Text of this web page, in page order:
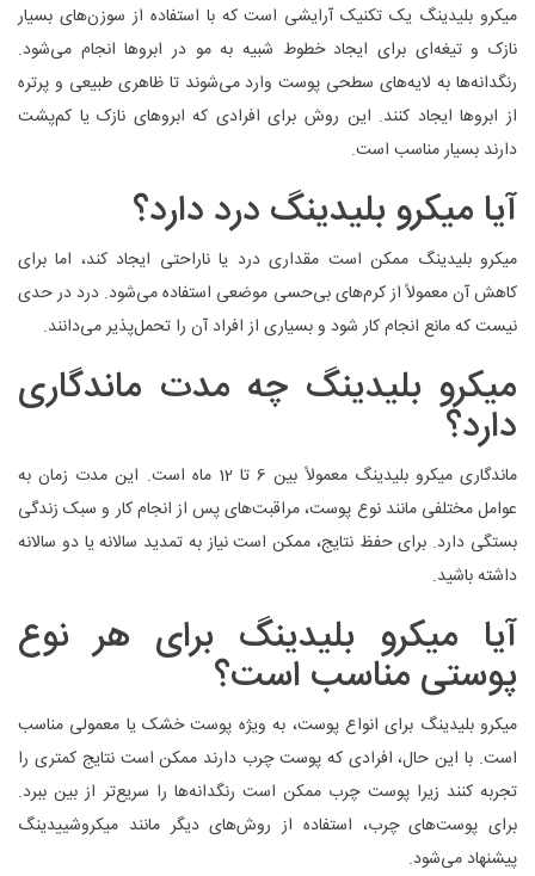
میکرو بلیدینگ یک تکنیک آرایشی است که با استفاده از سوزن‌های بسیار
نازک و تیغه‌ای برای ایجاد خطوط شبیه به مو در ابروها انجام می‌شود.
رنگدانه‌ها به لایه‌های سطحی پوست وارد می‌شوند تا ظاهری طبیعی و پرتره
از ابروها ایجاد کنند. این روش برای افرادی که ابروهای نازک یا کم‌پشت
دارند بسیار مناسب است.
آیا میکرو بلیدینگ درد دارد؟
میکرو بلیدینگ ممکن است مقداری درد یا ناراحتی ایجاد کند، اما برای
کاهش آن معمولاً از کرم‌های بی‌حسی موضعی استفاده می‌شود. درد در حدی
نیست که مانع انجام کار شود و بسیاری از افراد آن را تحمل‌پذیر می‌دانند.
میکرو بلیدینگ چه مدت ماندگاری
دارد؟
ماندگاری میکرو بلیدینگ معمولاً بین 6 تا 12 ماه است. این مدت زمان به
عوامل مختلفی مانند نوع پوست، مراقبت‌های پس از انجام کار و سبک زندگی
بستگی دارد. برای حفظ نتایج، ممکن است نیاز به تمدید سالانه یا دو سالانه
داشته باشید.
آیا میکرو بلیدینگ برای هر نوع
پوستی مناسب است؟
میکرو بلیدینگ برای انواع پوست، به ویژه پوست خشک یا معمولی مناسب
است. با این حال، افرادی که پوست چرب دارند ممکن است نتایج کمتری را
تجربه کنند زیرا پوست چرب ممکن است رنگدانه‌ها را سریع‌تر از بین ببرد.
برای پوست‌های چرب، استفاده از روش‌های دیگر مانند میکروشییدینگ
پیشنهاد می‌شود.